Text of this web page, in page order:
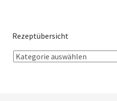
Rezeptübersicht